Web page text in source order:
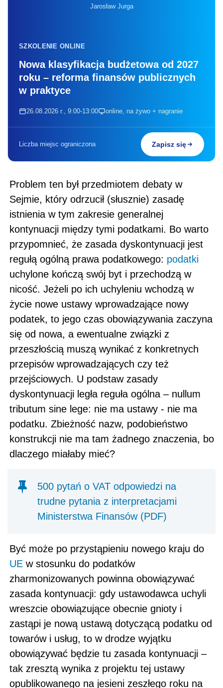
Jarosław Jurga
SZKOLENIE ONLINE
Nowa klasyfikacja budżetowa od 2027
roku – reforma finansów publicznych
w praktyce
26.08.2026 r., 9:00-13:00 online, na żywo + nagranie
Liczba miejsc ograniczona Zapisz się
Problem ten był przedmiotem debaty w
Sejmie, który odrzucił (słusznie) zasadę
istnienia w tym zakresie generalnej
kontynuacji między tymi podatkami. Bo warto
przypomnieć, że zasada dyskontynuacji jest
regułą ogólną prawa podatkowego: podatki
uchylone kończą swój byt i przechodzą w
nicość. Jeżeli po ich uchyleniu wchodzą w
życie nowe ustawy wprowadzające nowy
podatek, to jego czas obowiązywania zaczyna
się od nowa, a ewentualne związki z
przeszłością muszą wynikać z konkretnych
przepisów wprowadzających czy też
przejściowych. U podstaw zasady
dyskontynuacji legła reguła ogólna – nullum
tributum sine lege: nie ma ustawy - nie ma
podatku. Zbieżność nazw, podobieństwo
konstrukcji nie ma tam żadnego znaczenia, bo
dlaczego miałaby mieć?
500 pytań o VAT odpowiedzi na
trudne pytania z interpretacjami
Ministerstwa Finansów (PDF)
Być może po przystąpieniu nowego kraju do
UE w stosunku do podatków
zharmonizowanych powinna obowiązywać
zasada kontynuacji: gdy ustawodawca uchyli
wreszcie obowiązujące obecnie gnioty i
zastąpi je nową ustawą dotyczącą podatku od
towarów i usług, to w drodze wyjątku
obowiązywać będzie tu zasada kontynuacji –
tak zresztą wynika z projektu tej ustawy
opublikowanego na jesieni zeszłego roku na